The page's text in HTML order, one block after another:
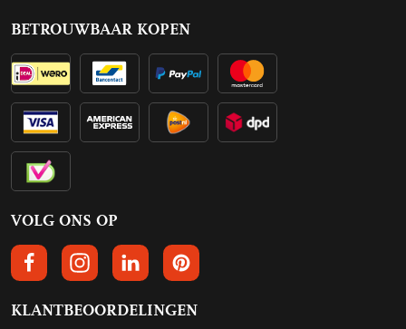
BETROUWBAAR KOPEN
VOLG ONS OP
VOLGS ONS OP FACEBOOK
VOLG ONS OP INSTAGRAM
VOLG ONS OP LINKEDIN
VOLG ONS OP PINTEREST
KLANTBEOORDELINGEN